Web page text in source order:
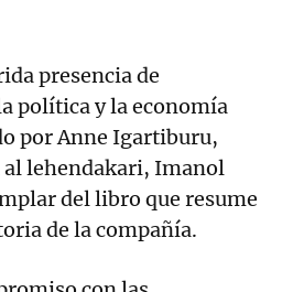
presencia de
política y la economía
por Anne Igartiburu,
al lehendakari, Imanol
del libro que resume
de la compañía.